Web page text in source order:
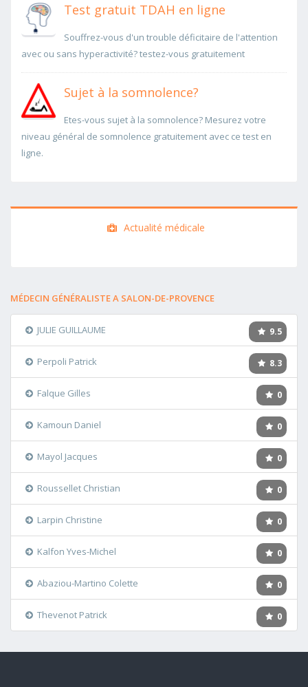
Test gratuit TDAH en ligne
Souffrez-vous d'un trouble déficitaire de l'attention
avec ou sans hyperactivité? testez-vous gratuitement
Sujet à la somnolence?
Etes-vous sujet à la somnolence? Mesurez votre
niveau général de somnolence gratuitement avec ce test en
ligne.
Actualité médicale
MÉDECIN GÉNÉRALISTE A SALON-DE-PROVENCE
9.5
JULIE GUILLAUME
8.3
Perpoli Patrick
0
Falque Gilles
0
Kamoun Daniel
0
Mayol Jacques
0
Roussellet Christian
0
Larpin Christine
0
Kalfon Yves-Michel
0
Abaziou-Martino Colette
0
Thevenot Patrick